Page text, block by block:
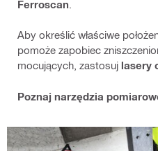
Ferroscan
Aby określić właściwe
pomoże zapobiec
mocujących, zastosuj lasery
Poznaj narzędzia